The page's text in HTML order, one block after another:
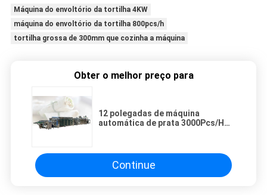
Máquina do envoltório da tortilha 4KW
máquina do envoltório da tortilha 800pcs/h
tortilha grossa de 300mm que cozinha a máquina
Obter o melhor preço para
12 polegadas de máquina
automática de prata 3000Pcs/H
Continue